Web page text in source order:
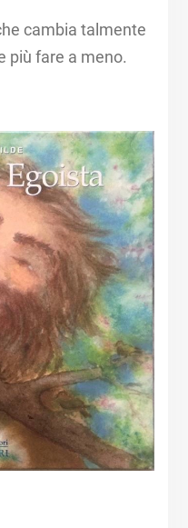
cambia talmente
più fare a meno.